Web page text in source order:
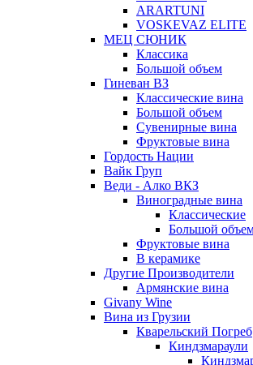
ARARTUNI
VOSKEVAZ ELITE
МЕЦ СЮНИК
Классика
Большой объем
Гиневан ВЗ
Классические вина
Большой объем
Сувенирные вина
Фруктовые вина
Гордость Нации
Вайк Груп
Веди - Алко ВКЗ
Виноградные вина
Классические
Большой
Фруктовые вина
В керамике
Другие Производители
Армянские вина
Givany Wine
Вина из Грузии
Кварельский Погреб
Киндзмараули